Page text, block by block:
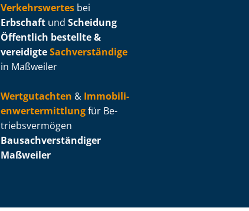
Verkehrswertes bei
Erbschaft und Scheidung
Öffentlich bestellte &
vereidigteSachverständige
in Maßweiler
Wertgutachten & Im­mo­bi­li­
en­wert­ermitt­lungfür Be­
triebs­ver­mö­gen
Bau­sach­ver­stän­di­ger
Maßweiler